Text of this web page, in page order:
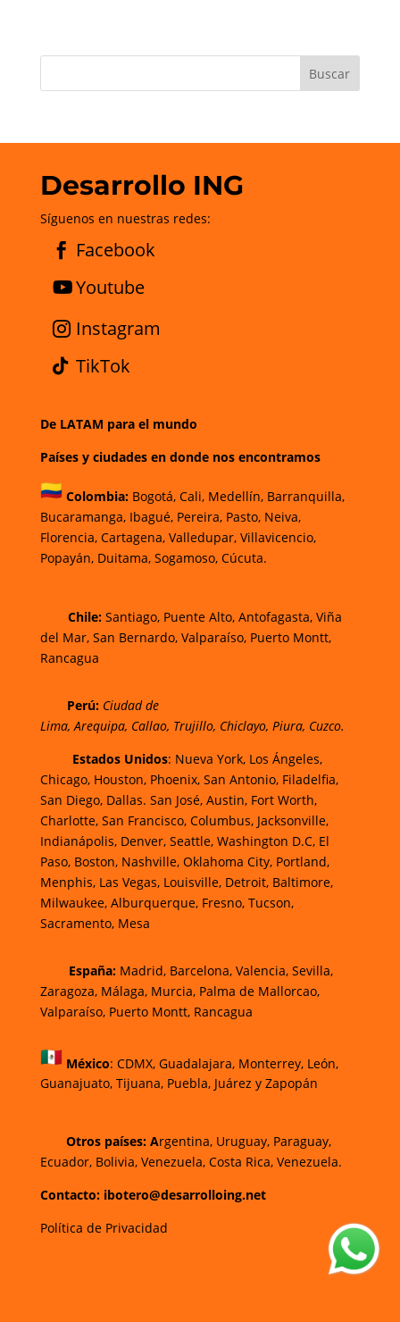
Desarrollo ING
Síguenos en nuestras redes:
Facebook
Youtube
Instagram
TikTok
De LATAM para el mundo
Países y ciudades en donde nos encontramos
Colombia: Bogotá,Cali, Medellín, Barranquilla,
Bucaramanga,Ibagué,Pereira,Pasto, Neiva,
Florencia, Cartagena, Valledupar, Villavicencio,
Popayán, Duitama, Sogamoso, Cúcuta.
Chile:Santiago, Puente Alto, Antofagasta, Viña
del Mar, San Bernardo, Valparaíso, Puerto Montt,
Rancagua
Perú: Ciudad de
Lima, Arequipa, Callao, Trujillo, Chiclayo, Piura, Cuzco.
Estados Unidos: Nueva York, Los Ángeles,
Chicago, Houston, Phoenix, San Antonio, Filadelfia,
San Diego, Dallas. San José, Austin, Fort Worth,
Charlotte, San Francisco, Columbus, Jacksonville,
Indianápolis, Denver, Seattle, Washington D.C, El
Paso, Boston, Nashville, Oklahoma City, Portland,
Menphis, Las Vegas, Louisville, Detroit, Baltimore,
Milwaukee, Alburquerque, Fresno, Tucson,
Sacramento, Mesa
España: Madrid, Barcelona, Valencia, Sevilla,
Zaragoza, Málaga, Murcia, Palma de Mallorcao,
Valparaíso, Puerto Montt, Rancagua
México: CDMX, Guadalajara, Monterrey, León,
Guanajuato, Tijuana, Puebla, Juárez y Zapopán
Otros países: Argentina, Uruguay, Paraguay,
Ecuador, Bolivia, Venezuela, Costa Rica, Venezuela.
Contacto: ibotero@desarrolloing.net
Política de Privacidad
w